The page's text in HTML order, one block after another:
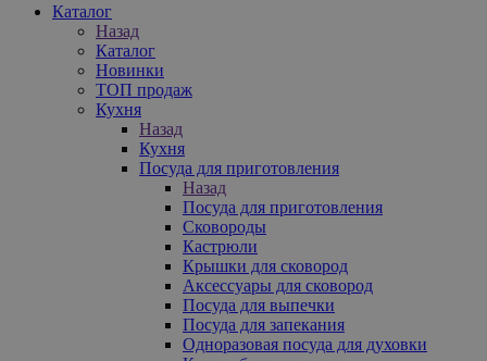
Каталог
Назад
Каталог
Новинки
ТОП продаж
Кухня
Назад
Кухня
Посуда для приготовления
Назад
Посуда для приготовления
Сковороды
Кастрюли
Крышки для сковород
Аксессуары для сковород
Посуда для выпечки
Посуда для запекания
Одноразовая посуда для духовки